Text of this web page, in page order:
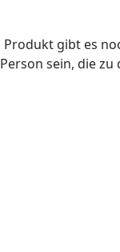
Produkt gibt es
sein, die